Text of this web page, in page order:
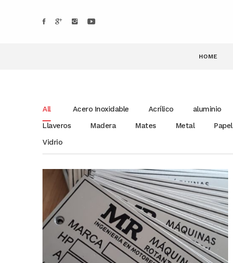
HOME
All Acero Inoxidable Acrílico aluminio
Llaveros
Madera Mates Metal Papel
Vidrio